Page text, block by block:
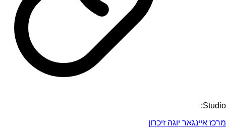
Studio:
מרכז איינגאר יוגה זיכרון